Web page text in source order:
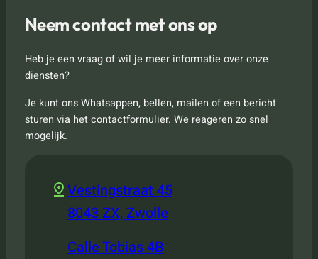
Neem contact met ons op
Heb je een vraag of wil je meer informatie over onze
diensten?
Je kunt ons Whatsappen, bellen, mailen of een bericht
sturen via het contactformulier. We reageren zo snel
mogelijk.
Vestingstraat 45
8043 ZX, Zwolle
Calle Tobias 4B